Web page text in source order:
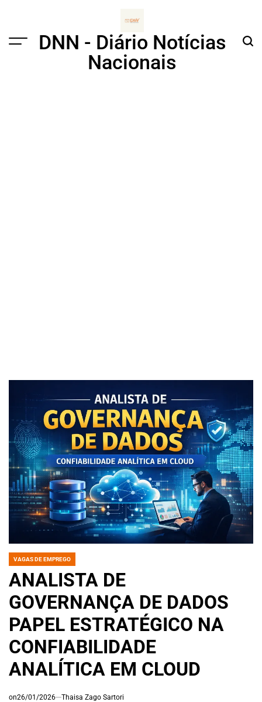
Menu
DNN - Diário Notícias
Nacionais
POSTED
VAGAS DE EMPREGO
ANALISTA DE
GOVERNANÇA DE DADOS
PAPEL ESTRATÉGICO NA
CONFIABILIDADE
ANALÍTICA EM CLOUD
on26/01/2026 Thaisa Zago Sartori